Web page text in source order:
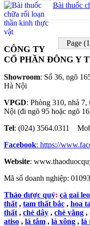
Bài thuốc
Page
CÔNG TY
CỔ PHẦN ĐÔNG Y
Showroom: Số 36, ngõ
Hà Nội
VPGD: Phòng 310, nhà
Nội (đi ngõ 95 hoặc ngõ
Tel: (024) 3564.0311
Facebook: https://
Website:
Mã số doanh nghiệp:
Thảo dược quý: cà gai leo
thất , tam thất bắc , hoa
thất , chè dây , chè vằng ,
atiso , lá tắm , lá xông , lá